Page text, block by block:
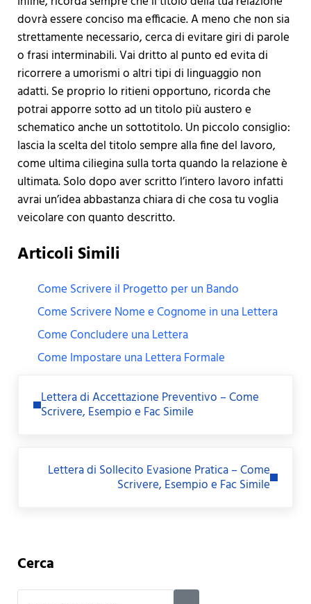
dovrà essere conciso ma efficacie. A meno che non sia
strettamente necessario, cerca di evitare giri di parole
o frasi interminabili. Vai dritto al punto ed evita di
ricorrere a umorismi o altri tipi di linguaggio non
adatti. Se proprio lo ritieni opportuno, ricorda che
potrai apporre sotto ad un titolo più austero e
schematico anche un sottotitolo. Un piccolo consiglio:
lascia la scelta del titolo sempre alla fine del lavoro,
come ultima ciliegina sulla torta quando la relazione è
ultimata. Solo dopo aver scritto l’intero lavoro infatti
avrai un’idea abbastanza chiara di che cosa tu voglia
veicolare con quanto descritto.
Articoli Simili
Come Scrivere il Progetto per un Bando
Come Scrivere Nome e Cognome in una Lettera
Come Concludere una Lettera
Come Impostare una Lettera Formale
Lettera di Accettazione Preventivo – Come
Scrivere, Esempio e Fac Simile
Lettera di Sollecito Evasione Pratica – Come
Scrivere, Esempio e Fac Simile
Sidebar
Cerca